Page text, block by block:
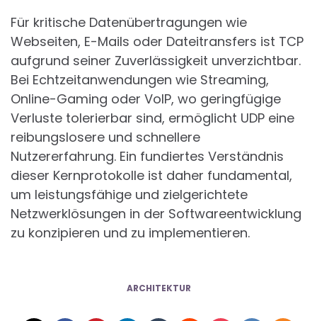
Für kritische Datenübertragungen wie
Webseiten, E-Mails oder Dateitransfers ist TCP
aufgrund seiner Zuverlässigkeit unverzichtbar.
Bei Echtzeitanwendungen wie Streaming,
Online-Gaming oder VoIP, wo geringfügige
Verluste tolerierbar sind, ermöglicht UDP eine
reibungslosere und schnellere
Nutzererfahrung. Ein fundiertes Verständnis
dieser Kernprotokolle ist daher fundamental,
um leistungsfähige und zielgerichtete
Netzwerklösungen in der Softwareentwicklung
zu konzipieren und zu implementieren.
ARCHITEKTUR